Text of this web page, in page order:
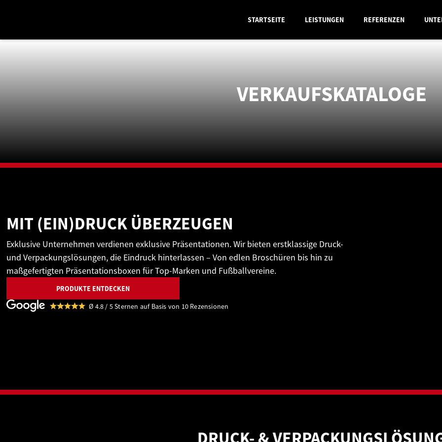
STARTSEITE LEISTUNGEN REFERENZEN
VERKAUFSKATALOGE
MIT (EIN)DRUCK ÜBERZEUGEN
Exklusive Unternehmen verdienen exklusive Präsentationen. Wir bieten erstklassige Druck-
und Verpackungslösungen, die Eindruck hinterlassen – Von edlen Broschüren bis hin zu
maßgefertigten Präsentationsboxen für Top-Marken und Fußballvereine.
PRODUKTE ENTDECKEN
Ø 4.8 / 5 Sternen auf Basis von 10 Rezensionen